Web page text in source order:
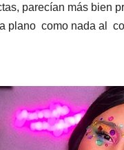
parecían más bien
plano como nada al